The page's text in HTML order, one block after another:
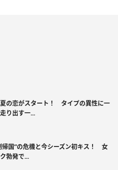
の恋がスタート！ タイプの異性に一
り出す一...
帰国”の危機と今シーズン初キス！ 女
勃発で...